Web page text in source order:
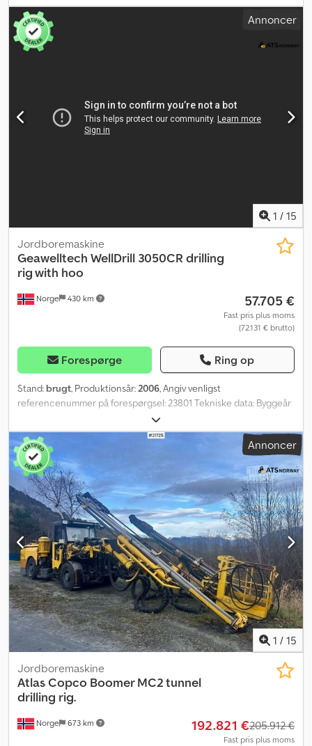
Annoncer
1 / 15
Norge 430 km
Jordboremaskine
Geawelltech WellDrill 3050CR drilling
rig with hoo
57.705 €
Fast pris plus moms
(72.131 € brutto)
Forespørge Ring op
Stand: brugt, Produktionsår:2006, Angiv venligst
referencenummer på forespørgsel: 23801 Tekniske data: Byggeår
2006 Ny motor installeret i 2025 (ifølge ejer), ca. 1.000 driftstimer
Samlet driftstid: ca. 13.000 timer Vægt: 6.200 kg Ydelse: 55,1 kW
Birger maskinplatform fra 2013: 6 meter Borestang: ca. 50 % 80
meter slange 200 meter borestang Fjernbetjening Borekroner
Kan leveres omgående Beskrivelse: Geawelltech WellDrill 3050CR
boremaskine fra 2006. Ejer oplyser, at der i 2025 blev installeret en
ny motor, som har kørt ca. 1.000 timer. Komplet udstyr medfølger,
inklusive platform. Crjdezgrrpopfx Ag Ajf Egenvægt: 6199 Model:
WellDrill 3050CR boremaskine med platform og meget udstyr! SE
VIDEO = Yderligere information = Serienummer: EKJ0064xxxx
Kontakt ATS Norway for yderligere information.
Annoncer
1 / 15
Norge 673 km
Jordboremaskine
Atlas Copco Boomer MC2 tunnel
drilling rig.
192.821 €205.912 €
Fast pris plus moms